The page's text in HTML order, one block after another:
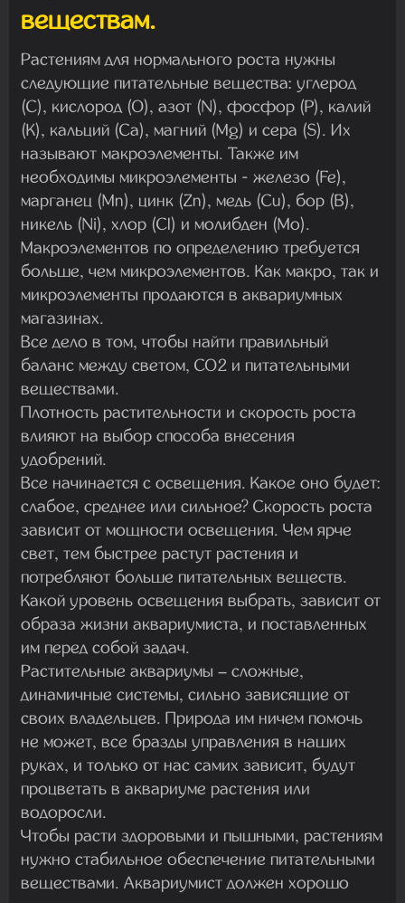
веществам.
Растениям для нормального роста нужны
следующие питательные вещества: углерод
(C), кислород (O), азот (N), фосфор (P), калий
(K), кальций (Ca), магний (Mg) и сера (S). Их
называют макроэлементы. Также им
необходимы микроэлементы - железо (Fe),
марганец (Mn), цинк (Zn), медь (Cu), бор (B),
никель (Ni), хлор (Cl) и молибден (Mo).
Макроэлементов по определению требуется
больше, чем микроэлементов. Как макро, так и
микроэлементы продаются в аквариумных
магазинах.
Все дело в том, чтобы найти правильный
баланс между светом, CO2 и питательными
веществами.
Плотность растительности и скорость роста
влияют на выбор способа внесения
удобрений.
Все начинается с освещения. Какое оно будет:
слабое, среднее или сильное? Скорость роста
зависит от мощности освещения. Чем ярче
свет, тем быстрее растут растения и
потребляют больше питательных веществ.
Какой уровень освещения выбрать, зависит от
образа жизни аквариумиста, и поставленных
им перед собой задач.
Растительные аквариумы – сложные,
динамичные системы, сильно зависящие от
своих владельцев. Природа им ничем помочь
не может, все бразды управления в наших
руках, и только от нас самих зависит, будут
процветать в аквариуме растения или
водоросли.
Чтобы расти здоровыми и пышными, растениям
нужно стабильное обеспечение питательными
веществами. Аквариумист должен хорошо